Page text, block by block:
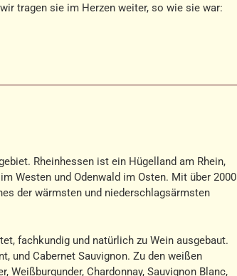
tragen sie im Herzen weiter, so wie sie war:
Rheinhessen ist ein Hügelland am Rhein,
Westen und Odenwald im Osten. Mit über 2000
der wärmsten und niederschlagsärmsten
fachkundig und natürlich zu Wein ausgebaut.
und Cabernet Sauvignon. Zu den weißen
Weißburgunder, Chardonnay, Sauvignon Blanc,